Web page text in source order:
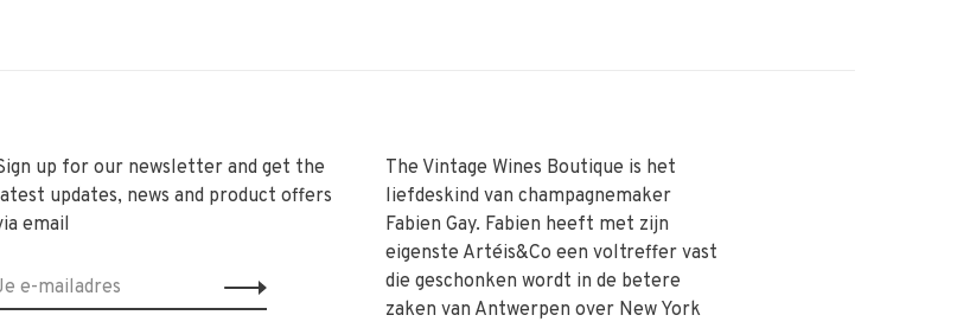
up for our newsletter and get the
updates, news and product offers
email
The Vintage Wines Boutique is het
liefdeskind van champagnemaker
Fabien Gay. Fabien heeft met zijn
eigenste Artéis&Co een voltreffer vast
die geschonken wordt in de betere
zaken van Antwerpen over New York